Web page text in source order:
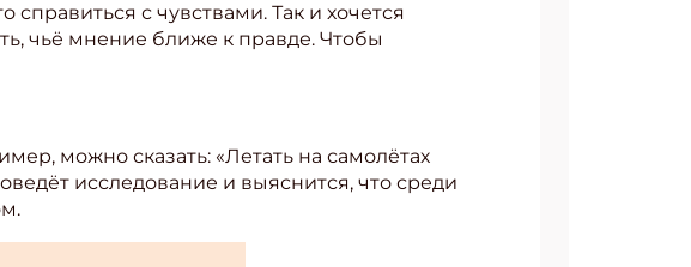
с чувствами. Так и хочется
чьё мнение ближе к правде. Чтобы
можно сказать: «Летать на самолётах
исследование и выяснится, что среди